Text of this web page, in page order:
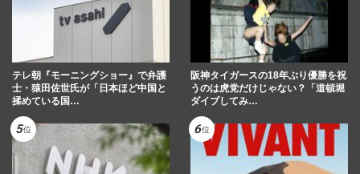
テレ朝『モーニングショー』で弁護
士・猿田佐世氏が「日本ほど中国と
揉めている国…
阪神タイガースの18年ぶり優勝を祝
うのは虎党だけじゃない？「道頓堀
ダイブしてみ…